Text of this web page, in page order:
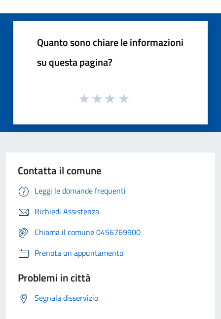
Quanto sono chiare le informazioni
su questa pagina?
Contatta il comune
Leggi le domande frequenti
Richiedi Assistenza
Chiama il comune 0456769900
Prenota un appuntamento
Problemi in città
Segnala disservizio